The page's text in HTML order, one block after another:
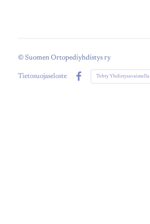
© Suomen Ortopediyhdistys ry
Tietosuojaseloste
Facebook
Tehty Yhdistysavaimella